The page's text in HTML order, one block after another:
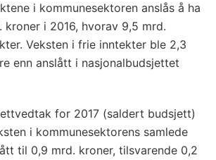
i kommunesektoren anslås å ha
kroner i 2016, hvorav 9,5 mrd.
Veksten i frie inntekter ble 2,3
enn anslått i nasjonalbudsjettet
for 2017 (saldert budsjett)
i kommunesektorens samlede
til 0,9 mrd. kroner, tilsvarende 0,2